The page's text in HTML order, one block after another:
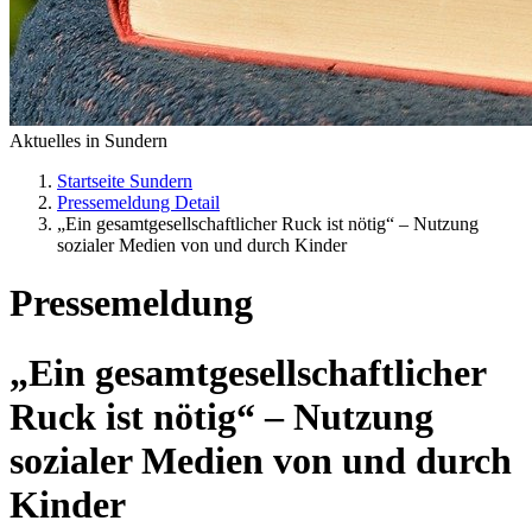
Aktuelles in Sundern
Startseite Sundern
Pressemeldung Detail
„Ein gesamtgesellschaftlicher Ruck ist nötig“ – Nutzung
sozialer Medien von und durch Kinder
Pressemeldung
„Ein gesamtgesellschaftlicher
Ruck ist nötig“ – Nutzung
sozialer Medien von und durch
Kinder